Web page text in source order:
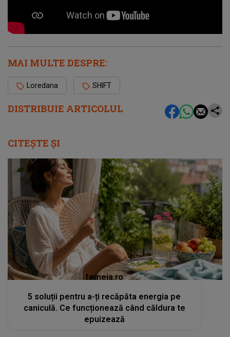
DISTRIBUIE ARTICOLUL
MAI MULTE DESPRE:
Loredana SHIFT
CITEȘTE ȘI
femeia.ro
5 soluții pentru a-ți recăpăta energia pe
caniculă. Ce funcționează când căldura te
epuizează